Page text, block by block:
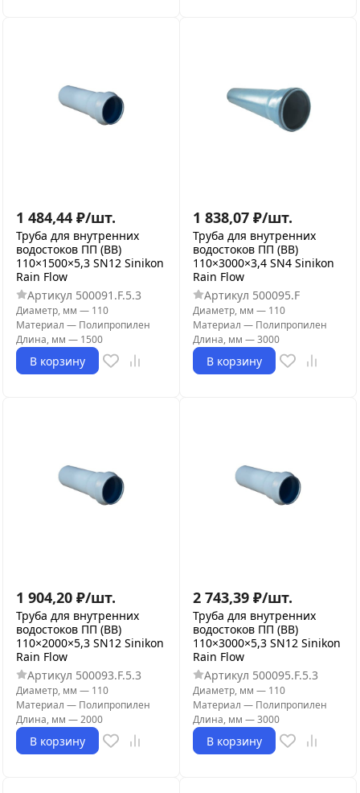
1 484,44 ₽/шт.
Труба для внутренних
водостоков ПП (ВВ)
110×1500×5,3 SN12 Sinikon
Rain Flow
Артикул 500091.F.5.3
Диаметр, мм — 110
Материал — Полипропилен
Длина, мм — 1500
В корзину
1 838,07 ₽/шт.
Труба для внутренних
водостоков ПП (ВВ)
110×3000×3,4 SN4 Sinikon
Rain Flow
Артикул 500095.F
Диаметр, мм — 110
Материал — Полипропилен
Длина, мм —3000
В корзину
1 904,20 ₽/шт.
Труба для внутренних
водостоков ПП (ВВ)
110×2000×5,3 SN12 Sinikon
Rain Flow
Артикул 500093.F.5.3
Диаметр, мм — 110
Материал — Полипропилен
Длина, мм —2000
В корзину
2 743,39 ₽/шт.
Труба для внутренних
водостоков ПП (ВВ)
110×3000×5,3 SN12 Sinikon
Rain Flow
Артикул 500095.F.5.3
Диаметр, мм — 110
Материал — Полипропилен
Длина, мм —3000
В корзину